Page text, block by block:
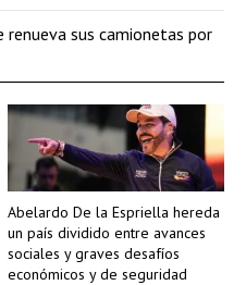
Abelardo De la Espriella hereda
un país dividido entre avances
sociales y graves desafíos
económicos y de seguridad
renueva sus camionetas por